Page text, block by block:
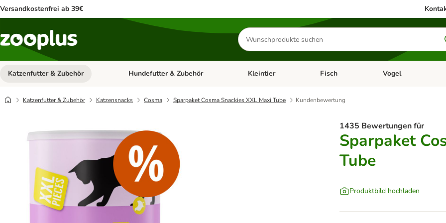
Versandkostenfrei ab 39€
Produkte
suchen
Katzenfutter & Zubehör Kategorie-Menü öffnen: Katzenfutter & Zubehör
Hundefutter & Zubehör Kategorie-Menü öffnen: Hundefutter & Zubehör
Kleintier Kategorie-Menü öffnen: Kleintier
Fisch Kategorie-Menü
Vogel
Katzenfutter & Zubehör Katzensnacks Cosma Sparpaket Cosma Snackies XXL Maxi Tube Kundenbewertung
1435 Bewertungen für
Sparpaket
Tube
Produktbild hochladen